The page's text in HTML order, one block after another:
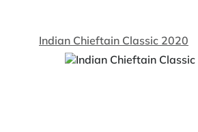
Indian Chieftain Classic 2020